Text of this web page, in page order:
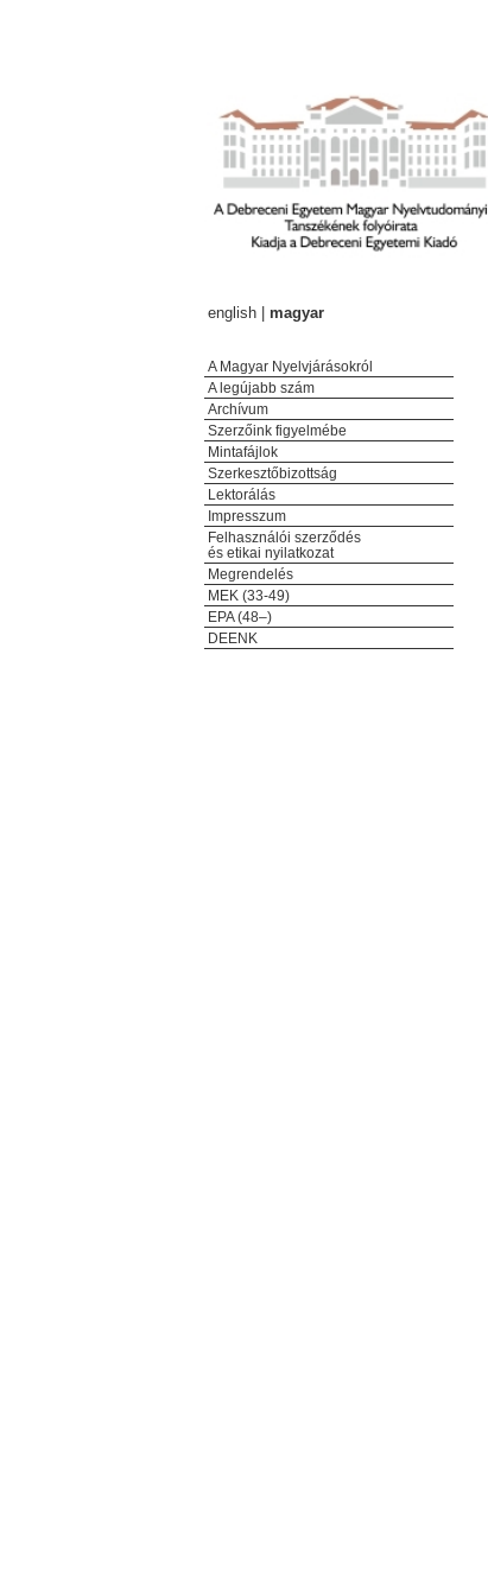
english magyar
A Magyar Nyelvjárásokról
A legújabb szám
Archívum
Szerzőink figyelmébe
Mintafájlok
Szerkesztőbizottság
Lektorálás
Impresszum
Felhasználói szerződés
és etikai nyilatkozat
Megrendelés
MEK (33-49)
EPA (48–)
DEENK